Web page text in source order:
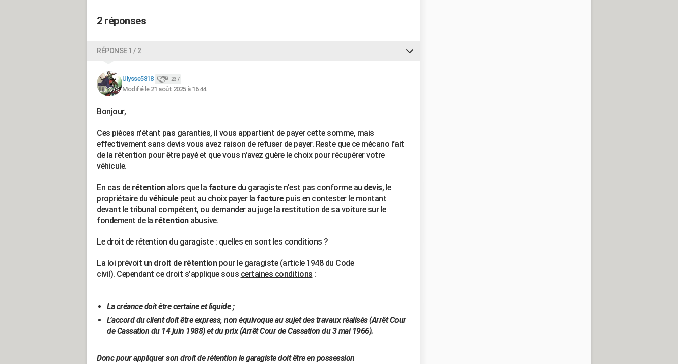
2 réponses
RÉPONSE 1 / 2
Ulysse5818 237
Modifié le 21 août 2025 à 16:44
Bonjour,
Ces pièces n'étant pas garanties, il vous appartient de payer cette somme, mais
effectivement sans devis vous avez raison de refuser de payer. Reste que ce mécano fait
de la rétention pour être payé et que vous n'avez guère le choix pour récupérer votre
véhicule.
En cas de rétentionalors que la facturedu garagiste n'est pas conforme au devis, le
propriétaire du véhiculepeut au choix payer la facturepuis en contester le montant
devant le tribunal compétent, ou demander au juge la restitution de sa voiture sur le
fondement de la rétentionabusive.
Le droit de rétention du garagiste : quelles en sont les conditions ?
La loi prévoit un droit de rétentionpour le garagiste (article 1948 du Code
civil). Cependant ce droit s’applique sous certaines conditions :
La créance doit être certaine et liquide ;
L’accord du client doit être express, non équivoque au sujet des travaux réalisés (Arrêt Cour
de Cassation du 14 juin 1988) et du prix (Arrêt Cour de Cassation du 3 mai 1966).
Donc pour appliquer son droit de rétention le garagiste doit être en possession